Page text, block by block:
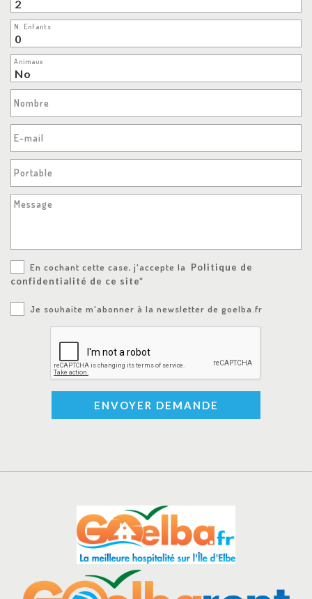
N. Enfants
Animaux
Nombre
E-mail
Portable
Message
En cochant cette case, j'accepte la
Politique de
confidentialité de ce site*
Je souhaite m'abonner à la newsletter de goelba.fr
ENVOYER DEMANDE